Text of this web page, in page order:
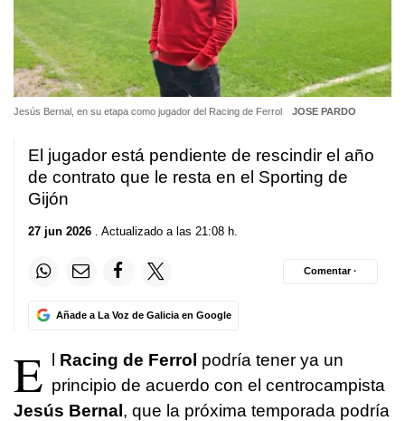
Jesús Bernal, en su etapa como jugador del Racing de Ferrol JOSE PARDO
El jugador está pendiente de rescindir el año
de contrato que le resta en el Sporting de
Gijón
27 jun 2026 . Actualizado a las 21:08 h.
Añade a La Voz de Galicia en Google
Comentar ·
E l Racing de Ferrol podría tener ya un
principio de acuerdo con el centrocampista
Jesús Bernal, que la próxima temporada podría